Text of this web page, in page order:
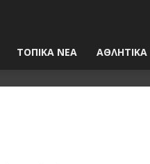
ΤΟΠΙΚΑ ΝΕΑ ΑΘΛΗΤΙΚΑ